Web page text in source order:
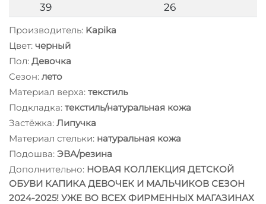
39
26
Производитель: Kapika
Цвет: черный
Пол: Девочка
Сезон: лето
Материал верха: текстиль
Подкладка: текстиль/натуральная кожа
Застёжка: Липучка
Материал стельки: натуральная кожа
Подошва: ЭВА/резина
Дополнительно: НОВАЯ КОЛЛЕКЦИЯ ДЕТСКОЙ
ОБУВИ КАПИКА ДЕВОЧЕК И МАЛЬЧИКОВ СЕЗОН
2024-2025! УЖЕ ВО ВСЕХ ФИРМЕННЫХ МАГАЗИНАХ